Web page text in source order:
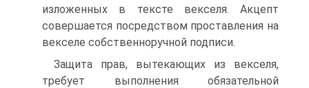
изложенных в тексте векселя. Акцепт
совершается посредством проставления на
векселе собственноручной подписи.
Защита прав, вытекающих из векселя,
требует выполнения обязательной